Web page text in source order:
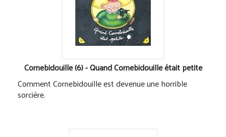
Cornebidouille (6) - Quand Cornebidouille était petite
Comment Cornebidouille est devenue une horrible
sorcière.